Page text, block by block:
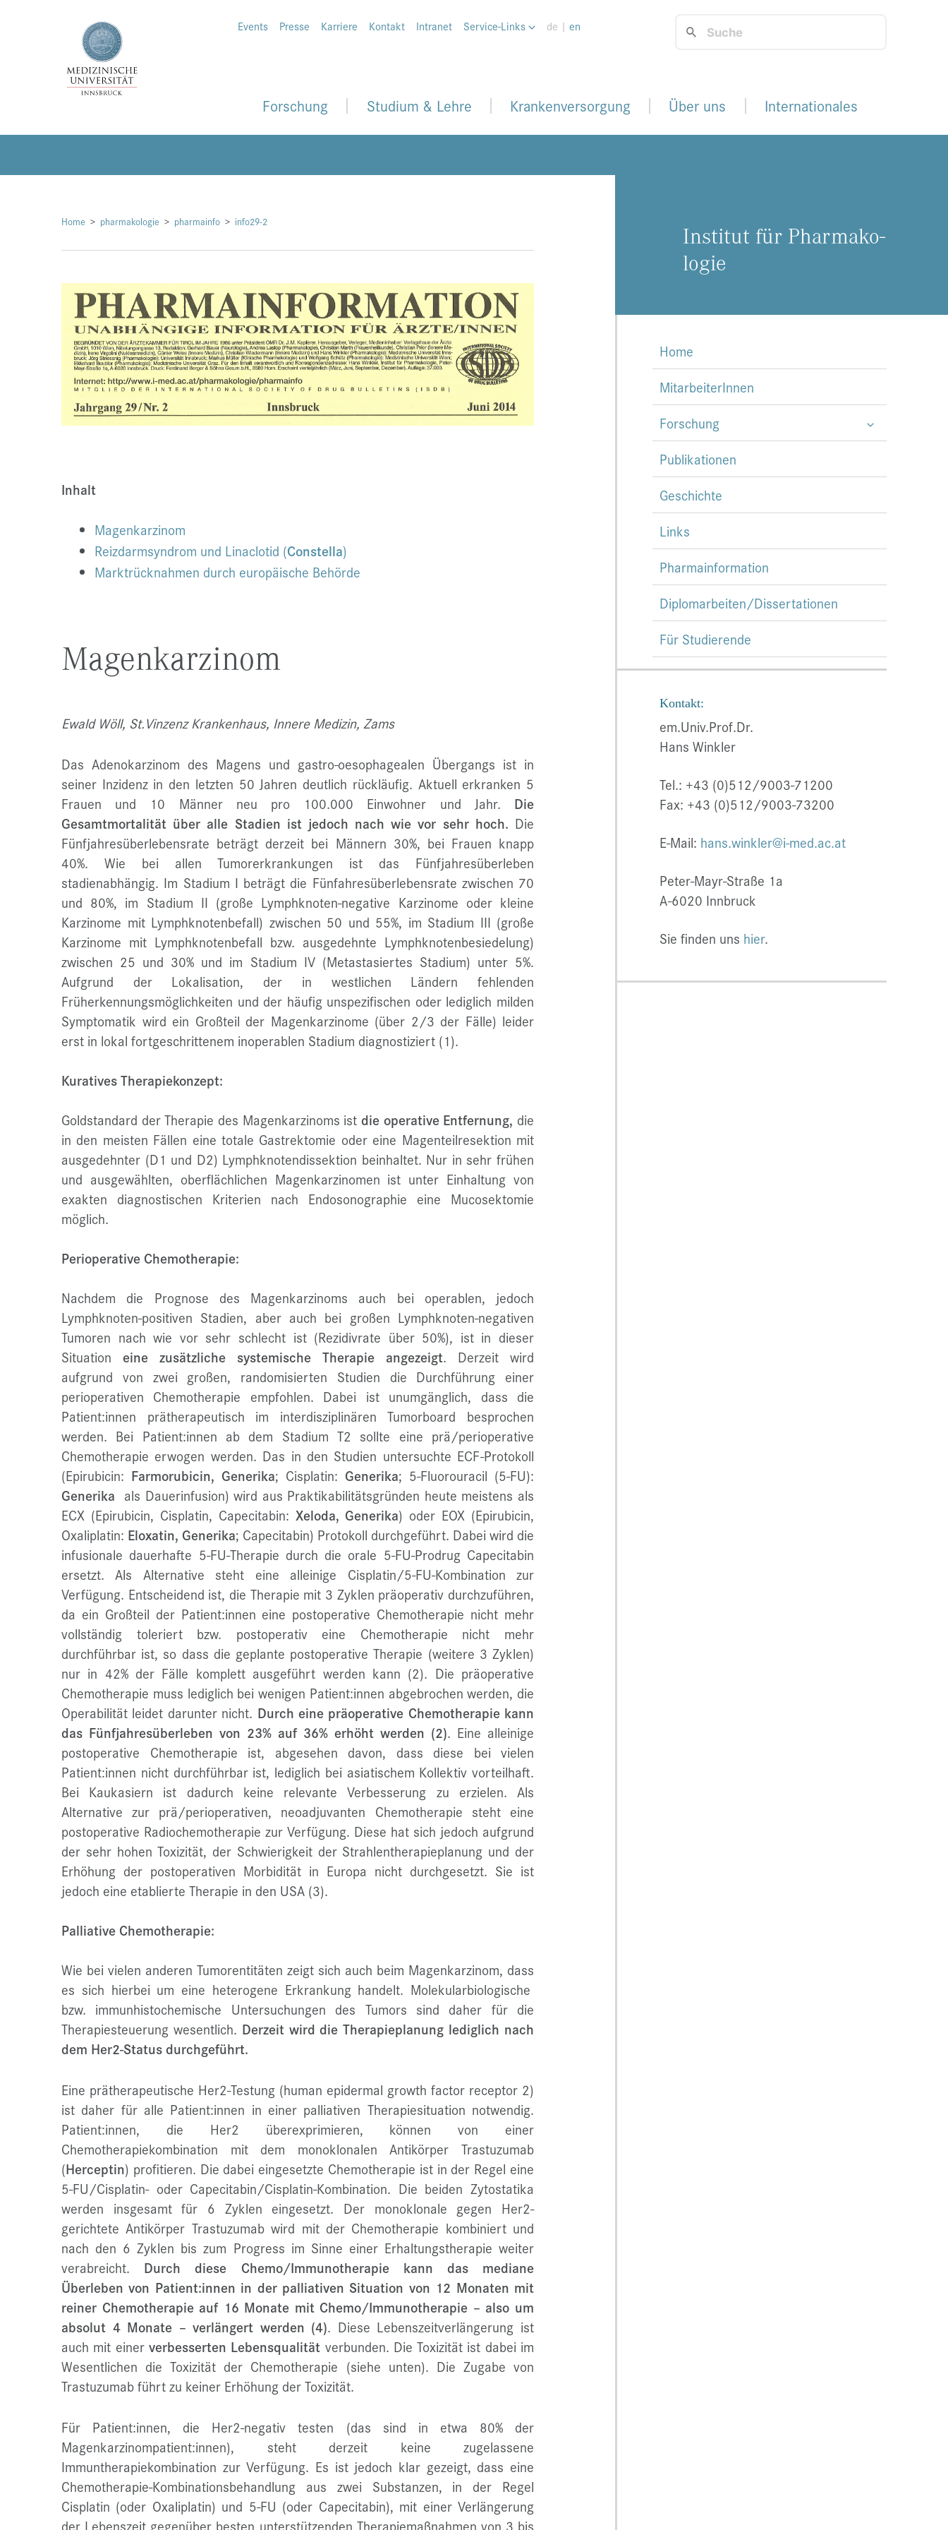
Events Presse Karriere Kontakt Intranet Service-Links de | en
Forschung Studium & Lehre Krankenversorgung Über uns Internationales
Home pharmakologie pharmainfo info29-2
Inhalt
Magenkarzinom
Reizdarmsyndrom und Linaclotid (Constella)
Marktrücknahmen durch europäische Behörde
Magenkarzinom
Ewald Wöll, St.Vinzenz Krankenhaus, Innere Medizin, Zams
Das Adenokarzinom des Magens und gastro-oesophagealen Übergangs ist in
seiner Inzidenz in den letzten 50 Jahren deutlich rückläufig. Aktuell erkranken 5
Frauen und 10 Männer neu pro 100.000 Einwohner und Jahr. Die
Gesamtmortalität über alle Stadien ist jedoch nach wie vor sehr hoch. Die
Fünfjahresüberlebensrate beträgt derzeit bei Männern 30%, bei Frauen knapp
40%. Wie bei allen Tumorerkrankungen ist das Fünfjahresüberleben
stadienabhängig. Im Stadium I beträgt die Fünfahresüberlebensrate zwischen 70
und 80%, im Stadium II (große Lymphknoten-negative Karzinome oder kleine
Karzinome mit Lymphknotenbefall) zwischen 50 und 55%, im Stadium III (große
Karzinome mit Lymphknotenbefall bzw. ausgedehnte Lymphknotenbesiedelung)
zwischen 25 und 30% und im Stadium IV (Metastasiertes Stadium) unter 5%.
Aufgrund der Lokalisation, der in westlichen Ländern fehlenden
Früherkennungsmöglichkeiten und der häufig unspezifischen oder lediglich milden
Symptomatik wird ein Großteil der Magenkarzinome (über 2/3 der Fälle) leider
erst in lokal fortgeschrittenem inoperablen Stadium diagnostiziert (1).
Kuratives Therapiekonzept:
Goldstandard der Therapie des Magenkarzinoms ist die operative Entfernung, die
in den meisten Fällen eine totale Gastrektomie oder eine Magenteilresektion mit
ausgedehnter (D1 und D2) Lymphknotendissektion beinhaltet. Nur in sehr frühen
und ausgewählten, oberflächlichen Magenkarzinomen ist unter Einhaltung von
exakten diagnostischen Kriterien nach Endosonographie eine Mucosektomie
möglich.
Perioperative Chemotherapie:
Nachdem die Prognose des Magenkarzinoms auch bei operablen, jedoch
Lymphknoten-positiven Stadien, aber auch bei großen Lymphknoten-negativen
Tumoren nach wie vor sehr schlecht ist (Rezidivrate über 50%), ist in dieser
Situation eine zusätzliche systemische Therapie angezeigt. Derzeit wird
aufgrund von zwei großen, randomisierten Studien die Durchführung einer
perioperativen Chemotherapie empfohlen. Dabei ist unumgänglich, dass die
Patient:innen prätherapeutisch im interdisziplinären Tumorboard besprochen
werden. Bei Patient:innen ab dem Stadium T2 sollte eine prä/perioperative
Chemotherapie erwogen werden. Das in den Studien untersuchte ECF-Protokoll
(Epirubicin: Farmorubicin, Generika; Cisplatin: Generika; 5-Fluorouracil (5-FU):
Generika als Dauerinfusion) wird aus Praktikabilitätsgründen heute meistens als
ECX (Epirubicin, Cisplatin, Capecitabin: Xeloda, Generika) oder EOX (Epirubicin,
Oxaliplatin: Eloxatin, Generika; Capecitabin) Protokoll durchgeführt. Dabei wird die
infusionale dauerhafte 5-FU-Therapie durch die orale 5-FU-Prodrug Capecitabin
ersetzt. Als Alternative steht eine alleinige Cisplatin/5-FU-Kombination zur
Verfügung. Entscheidend ist, die Therapie mit 3 Zyklen präoperativ durchzuführen,
da ein Großteil der Patient:innen eine postoperative Chemotherapie nicht mehr
vollständig toleriert bzw. postoperativ eine Chemotherapie nicht mehr
durchführbar ist, so dass die geplante postoperative Therapie (weitere 3 Zyklen)
nur in 42% der Fälle komplett ausgeführt werden kann (2). Die präoperative
Chemotherapie muss lediglich bei wenigen Patient:innen abgebrochen werden, die
Operabilität leidet darunter nicht. Durch eine präoperative Chemotherapie kann
das Fünfjahresüberleben von 23% auf 36% erhöht werden (2). Eine alleinige
postoperative Chemotherapie ist, abgesehen davon, dass diese bei vielen
Patient:innen nicht durchführbar ist, lediglich bei asiatischem Kollektiv vorteilhaft.
Bei Kaukasiern ist dadurch keine relevante Verbesserung zu erzielen. Als
Alternative zur prä/perioperativen, neoadjuvanten Chemotherapie steht eine
postoperative Radiochemotherapie zur Verfügung. Diese hat sich jedoch aufgrund
der sehr hohen Toxizität, der Schwierigkeit der Strahlentherapieplanung und der
Erhöhung der postoperativen Morbidität in Europa nicht durchgesetzt. Sie ist
jedoch eine etablierte Therapie in den USA (3).
Palliative Chemotherapie:
Wie bei vielen anderen Tumorentitäten zeigt sich auch beim Magenkarzinom, dass
es sich hierbei um eine heterogene Erkrankung handelt. Molekularbiologische
bzw. immunhistochemische Untersuchungen des Tumors sind daher für die
Therapiesteuerung wesentlich. Derzeit wird die Therapieplanung lediglich nach
dem Her2-Status durchgeführt.
Eine prätherapeutische Her2-Testung (human epidermal growth factor receptor 2)
ist daher für alle Patient:innen in einer palliativen Therapiesituation notwendig.
Patient:innen, die Her2 überexprimieren, können von einer
Chemotherapiekombination mit dem monoklonalen Antikörper Trastuzumab
(Herceptin) profitieren. Die dabei eingesetzte Chemotherapie ist in der Regel eine
5-FU/Cisplatin- oder Capecitabin/Cisplatin-Kombination. Die beiden Zytostatika
werden insgesamt für 6 Zyklen eingesetzt. Der monoklonale gegen Her2-
gerichtete Antikörper Trastuzumab wird mit der Chemotherapie kombiniert und
nach den 6 Zyklen bis zum Progress im Sinne einer Erhaltungstherapie weiter
verabreicht. Durch diese Chemo/Immunotherapie kann das mediane
Überleben von Patient:innen in der palliativen Situation von 12 Monaten mit
reiner Chemotherapie auf 16 Monate mit Chemo/Immunotherapie – also um
absolut 4 Monate – verlängert werden (4). Diese Lebenszeitverlängerung ist
auch mit einer verbesserten Lebensqualität verbunden. Die Toxizität ist dabei im
Wesentlichen die Toxizität der Chemotherapie (siehe unten). Die Zugabe von
Trastuzumab führt zu keiner Erhöhung der Toxizität.
Für Patient:innen, die Her2-negativ testen (das sind in etwa 80% der
Magenkarzinompatient:innen), steht derzeit keine zugelassene
Immuntherapiekombination zur Verfügung. Es ist jedoch klar gezeigt, dass eine
Chemotherapie-Kombinationsbehandlung aus zwei Substanzen, in der Regel
Cisplatin (oder Oxaliplatin) und 5-FU (oder Capecitabin), mit einer Verlängerung
der Lebenszeit gegenüber besten unterstützenden Therapiemaßnahmen von 3 bis
In­sti­tut für Phar­ma­ko­
lo­gie
Home
MitarbeiterInnen
Forschung
Publikationen
Geschichte
Links
Pharmainformation
Diplomarbeiten/Dissertationen
Für Studierende
Kontakt:
em.Univ.Prof.Dr.
Hans Winkler
Tel.: +43 (0)512/9003-71200
Fax: +43 (0)512/9003-73200
E-Mail: hans.winkler@i-med.ac.at
Peter-Mayr-Straße 1a
A-6020 Innbruck
Sie finden uns hier.